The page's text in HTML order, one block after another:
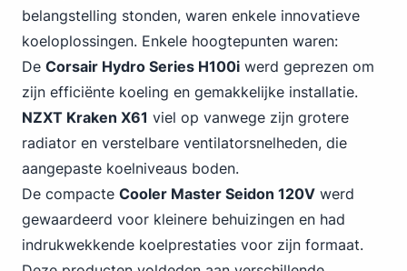
belangstelling stonden, waren enkele innovatieve
koeloplossingen. Enkele hoogtepunten waren:
De Corsair Hydro Series H100i werd geprezen om
zijn efficiënte koeling en gemakkelijke installatie.
NZXT Kraken X61 viel op vanwege zijn grotere
radiator en verstelbare ventilatorsnelheden, die
aangepaste koelniveaus boden.
De compacte Cooler Master Seidon 120V werd
gewaardeerd voor kleinere behuizingen en had
indrukwekkende koelprestaties voor zijn formaat.